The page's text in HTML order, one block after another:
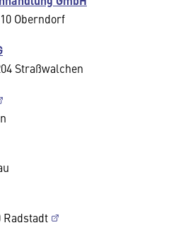
Oberndorf
Straßwalchen
Radstadt